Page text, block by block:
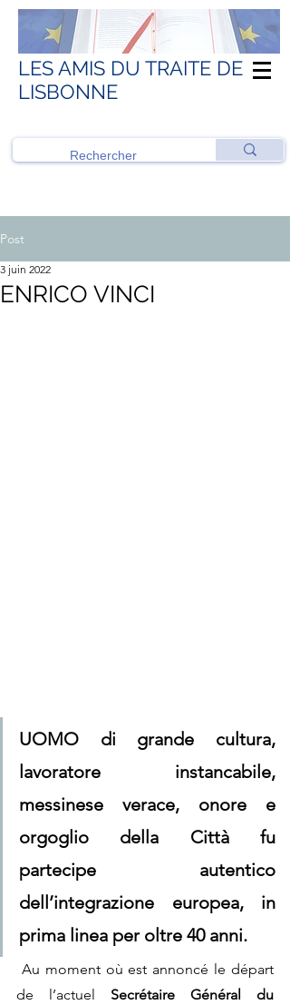
LES AMIS DU TRAITE DE
LISBONNE
Post
ENRICO VINCI
3 juin 2022
UOMO di grande cultura,
lavoratore instancabile,
messinese verace, onore e
orgoglio della Città fu
partecipe autentico
dell’integrazione europea, in
prima linea per oltre 40 anni.
Au moment où est annoncé le départ
de l’actuel Secrétaire Général du